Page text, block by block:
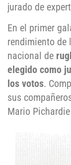
jurado de
En el primer
rendimiento de
nacional de
elegido como
los votos.
sus
Mario